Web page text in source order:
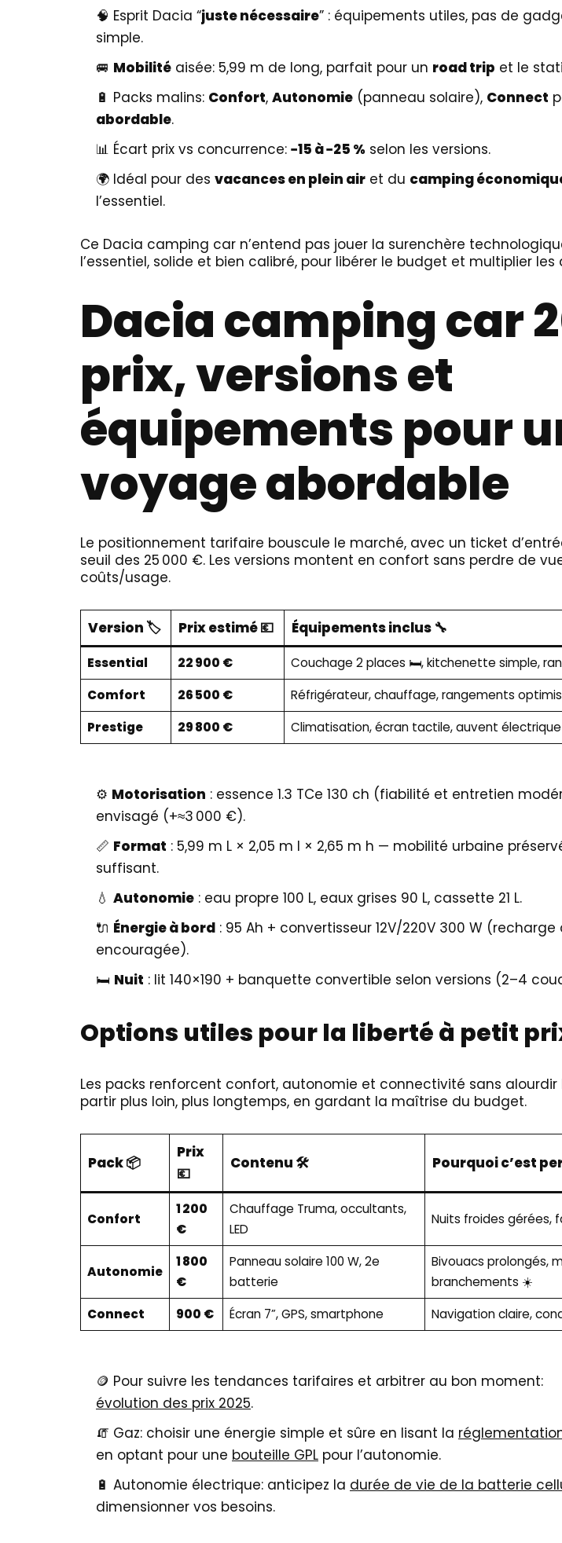
🧠 Esprit Dacia “juste nécessaire” : équipements utiles, pas de
simple.
🚐 Mobilité aisée: 5,99 m de long, parfait pour un road trip et le
🔋 Packs malins: Confort, Autonomie (panneau solaire), Connect
abordable.
📊 Écart prix vs concurrence: −15 à −25 % selon les versions.
🌍 Idéal pour des vacances en plein air et du camping
l’essentiel.
Ce Dacia camping car n’entend pas jouer la surenchère
l’essentiel, solide et bien calibré, pour libérer le budget et multiplier
Dacia camping car
prix, versions et
équipements pour
voyage abordable
Le positionnement tarifaire bouscule le marché, avec un ticket
seuil des 25 000 €. Les versions montent en confort sans perdre de
coûts/usage.
Version 🏷️ Prix estimé 💶 Équipements inclus 🔧
Essential 22 900 €
Couchage 2 places 🛏️, kitchenette simple,
Comfort
26 500 €
Réfrigérateur, chauffage, rangements
Prestige
29 800 € Climatisation, écran tactile, auvent
⚙️ Motorisation : essence 1.3 TCe 130 ch (fiabilité et entretien
envisagé (+≈3 000 €).
📏 Format : 5,99 m L × 2,05 m l × 2,65 m h — mobilité urbaine
suffisant.
💧 Autonomie : eau propre 100 L, eaux grises 90 L, cassette 21 L.
🔌 Énergie à bord : 95 Ah + convertisseur 12V/220V 300 W
encouragée).
🛏️ Nuit : lit 140×190 + banquette convertible selon versions (2–4
Options utiles pour la liberté à petit
Les packs renforcent confort, autonomie et connectivité sans alourdir
partir plus loin, plus longtemps, en gardant la maîtrise du budget.
Pack 📦
Prix
💶
Contenu 🛠️ Pourquoi c’est
Confort
1 200
€
Chauffage Truma, occultants,
LED
Nuits froides gérées,
Autonomie
1 800
€
Panneau solaire 100 W, 2e
batterie
Bivouacs prolongés,
branchements ☀️
Connect
900 € Écran 7”, GPS, smartphone Navigation claire,
🪙 Pour suivre les tendances tarifaires et arbitrer au bon moment:
évolution des prix 2025.
🧯 Gaz: choisir une énergie simple et sûre en lisant la
en optant pour une bouteille GPL pour l’autonomie.
🔋 Autonomie électrique: anticipez la durée de vie de la batterie
dimensionner vos besoins.